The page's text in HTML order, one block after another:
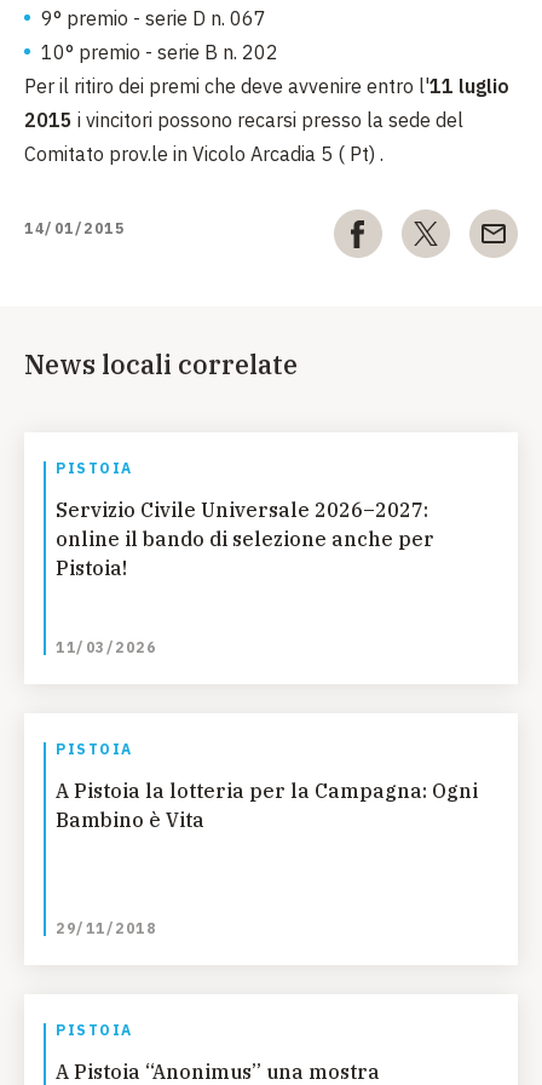
9° premio - serie D n. 067
10° premio - serie B n. 202
Per il ritiro dei premi che deve avvenire entro l'11 luglio
2015 i vincitori possono recarsi presso la sede del
Comitato prov.le in Vicolo Arcadia 5 ( Pt) .
14/01/2015
News locali correlate
PISTOIA
Servizio Civile Universale 2026–2027:
online il bando di selezione anche per
Pistoia!
11/03/2026
PISTOIA
A Pistoia la lotteria per la Campagna: Ogni
Bambino è Vita
29/11/2018
PISTOIA
A Pistoia “Anonimus” una mostra